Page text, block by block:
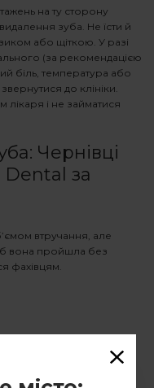
на ту сторону
зуба. Не їсти й
або щіткою. У разі
(за рекомендацією
біль, температура або
до клініки.
лікаря і не займатися
Чернівці
за
втручання, але
вона пройшла без
фахівцям.